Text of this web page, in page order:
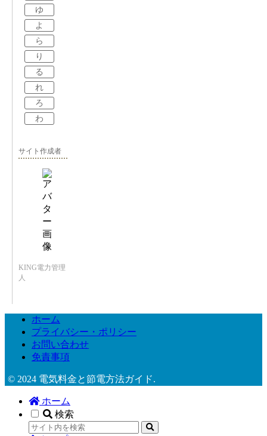
ゆ
よ
ら
り
る
れ
ろ
わ
サイト作成者
KING電力管理
人
ホーム
プライバシー・ポリシー
お問い合わせ
免責事項
© 2024 電気料金と節電方法ガイド.
ホーム
検索